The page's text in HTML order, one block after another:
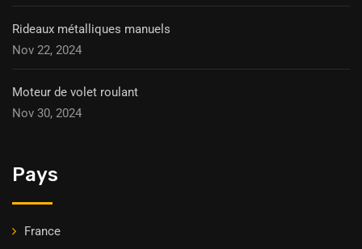
Rideaux métalliques manuels
Nov 22, 2024
Moteur de volet roulant
Nov 30, 2024
Pays
France